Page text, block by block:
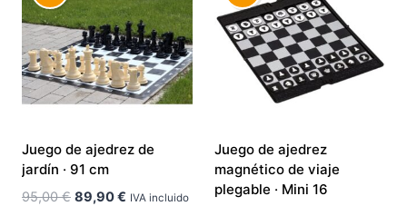
Juego de ajedrez de
jardín · 91 cm
95,00€ El
89,90€ El
IVA incluido
Juego de ajedrez
magnético de viaje
plegable · Mini 16